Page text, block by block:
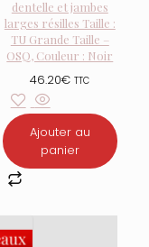
dentelle et jambes
larges résilles Taille :
TU Grande Taille –
OSQ, Couleur : Noir
46.20€ TTC
Ajouter au
panier